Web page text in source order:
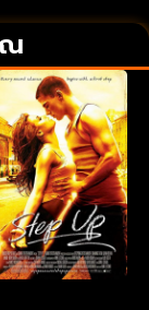
ณ